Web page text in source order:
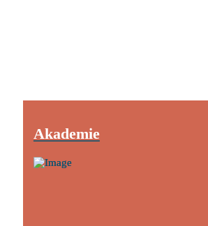
Akademie